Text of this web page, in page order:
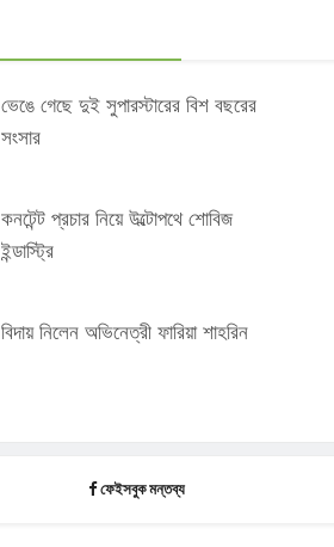
ভেঙে গেছে দুই সুপারস্টারের বিশ বছরের
সংসার
কনটেন্ট প্রচার নিয়ে উল্টোপথে শোবিজ
ইন্ডাস্ট্রি
বিদায় নিলেন অভিনেত্রী ফারিয়া শাহরিন
ফেইসবুক মন্তব্য